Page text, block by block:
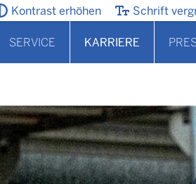
Kontrast erhöhen Schrift
SERVICE KARRIERE